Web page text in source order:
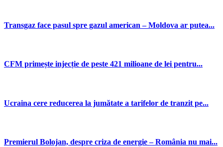
Transgaz face pasul spre gazul american – Moldova ar putea...
CFM primește injecție de peste 421 milioane de lei pentru...
Ucraina cere reducerea la jumătate a tarifelor de tranzit pe...
Premierul Bolojan, despre criza de energie – România nu mai...